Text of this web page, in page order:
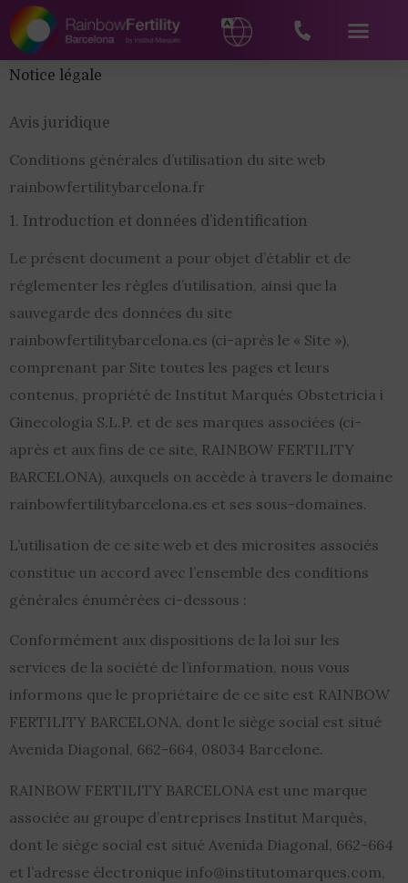
Notice légale
Avis juridique
Conditions générales d’utilisation du site web
rainbowfertilitybarcelona.fr
1. Introduction et données d’identification
Le présent document a pour objet d’établir et de
réglementer les règles d’utilisation, ainsi que la
sauvegarde des données du site
rainbowfertilitybarcelona.es (ci-après le « Site »),
comprenant par Site toutes les pages et leurs
contenus, propriété de Institut Marqués Obstetricia i
Ginecología S.L.P. et de ses marques associées (ci-
après et aux fins de ce site, RAINBOW FERTILITY
BARCELONA), auxquels on accède à travers le domaine
rainbowfertilitybarcelona.es et ses sous-domaines.
L’utilisation de ce site web et des microsites associés
constitue un accord avec l’ensemble des conditions
générales énumérées ci-dessous :
Conformément aux dispositions de la loi sur les
services de la société de l’information, nous vous
informons que le propriétaire de ce site est RAINBOW
FERTILITY BARCELONA, dont le siège social est situé
Avenida Diagonal, 662-664, 08034 Barcelone.
RAINBOW FERTILITY BARCELONA est une marque
associée au groupe d’entreprises Institut Marquès,
dont le siège social est situé Avenida Diagonal, 662-664
et l’adresse électronique info@institutomarques.com,